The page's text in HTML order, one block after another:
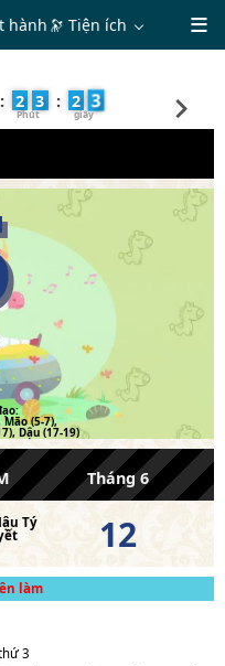
hành 🔭Tiện ích
: 2 3 : 2 4
Mão (5-7),
Dậu (17-19)
Tháng 6
Tý
12
làm
3